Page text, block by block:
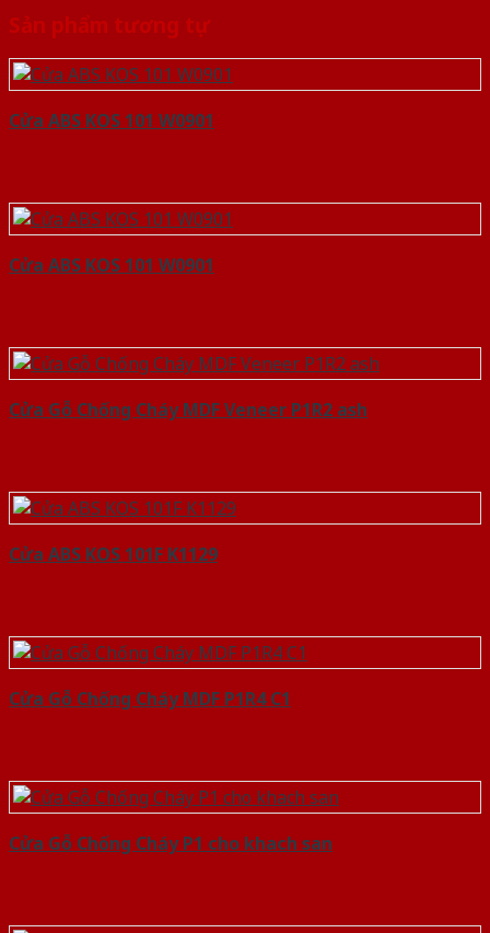
Sản phẩm tương tự
Cửa ABS KOS 101 W0901
Cửa ABS KOS 101 W0901
Cửa Gỗ Chống Cháy MDF Veneer P1R2 ash
Cửa ABS KOS 101F K1129
Cửa Gỗ Chống Cháy MDF P1R4 C1
Cửa Gỗ Chống Cháy P1 cho khach san